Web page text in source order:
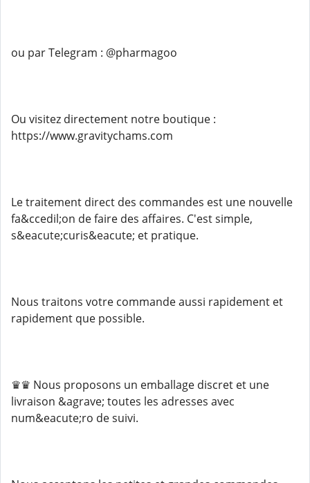
ou par Telegram : @pharmagoo
Ou visitez directement notre boutique :
https://www.gravitychams.com
Le traitement direct des commandes est une nouvelle
fa&ccedil;on de faire des affaires. C'est simple,
s&eacute;curis&eacute; et pratique.
Nous traitons votre commande aussi rapidement et
rapidement que possible.
♛♛ Nous proposons un emballage discret et une
livraison &agrave; toutes les adresses avec
num&eacute;ro de suivi.